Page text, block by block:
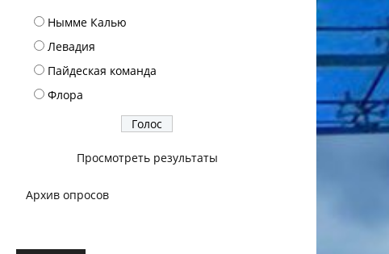
Нымме Калью
Левадия
Пайдеская команда
Флора
Просмотреть результаты
Архив опросов